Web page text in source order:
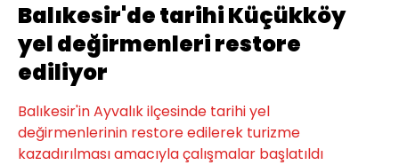
Balıkesir'de tarihi Küçükköy
yel değirmenleri restore
ediliyor
Balıkesir'in Ayvalık ilçesinde tarihi yel
değirmenlerinin restore edilerek turizme
kazadırılması amacıyla çalışmalar başlatıldı